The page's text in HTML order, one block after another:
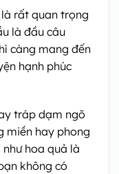
rất quan trọng
là đầu câu
càng mang đến
hạnh phúc
tráp dạm ngõ
miền hay phong
hoa quả là
không có